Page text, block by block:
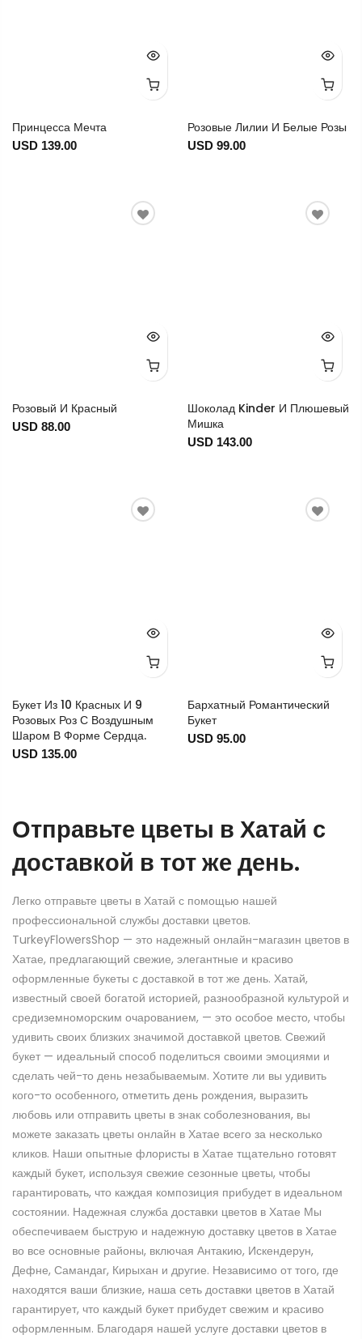
Принцесса Мечта
USD 139.00
Розовые Лилии И Белые Розы
USD 99.00
Розовый И Красный
USD 88.00
Шоколад Kinder И Плюшевый
Мишка
USD 143.00
Букет Из 10 Красных И 9
Розовых Роз С Воздушным
Шаром В Форме Сердца.
USD 135.00
Бархатный Романтический
Букет
USD 95.00
Отправьте цветы в Хатай с
доставкой в тот же день.
Легко отправьте цветы в Хатай с помощью нашей
профессиональной службы доставки цветов.
TurkeyFlowersShop — это надежный онлайн-магазин цветов в
Хатае, предлагающий свежие, элегантные и красиво
оформленные букеты с доставкой в тот же день. Хатай,
известный своей богатой историей, разнообразной культурой и
средиземноморским очарованием, — это особое место, чтобы
удивить своих близких значимой доставкой цветов. Свежий
букет — идеальный способ поделиться своими эмоциями и
сделать чей-то день незабываемым. Хотите ли вы удивить
кого-то особенного, отметить день рождения, выразить
любовь или отправить цветы в знак соболезнования, вы
можете заказать цветы онлайн в Хатае всего за несколько
кликов. Наши опытные флористы в Хатае тщательно готовят
каждый букет, используя свежие сезонные цветы, чтобы
гарантировать, что каждая композиция прибудет в идеальном
состоянии. Надежная служба доставки цветов в Хатае Мы
обеспечиваем быструю и надежную доставку цветов в Хатае
во все основные районы, включая Антакию, Искендерун,
Дефне, Самандаг, Кирыхан и другие. Независимо от того, где
находятся ваши близкие, наша сеть доставки цветов в Хатай
гарантирует, что каждый букет прибудет свежим и красиво
оформленным. Благодаря нашей услуге доставки цветов в